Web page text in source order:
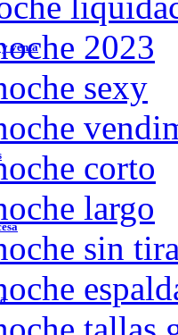
venta
2023
sexy
corto
largo
sin